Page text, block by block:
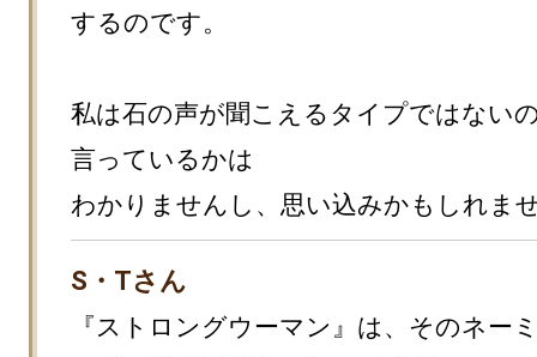
するのです。
私は石の声が聞こえるタイプではない
言っているかは
わかりませんし、思い込みかもしれま
S・Tさん
『ストロングウーマン』は、そのネー